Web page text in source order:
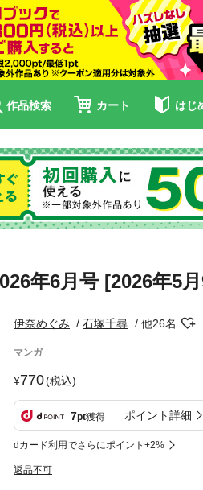
作品検索 カート はじ
年6月号 [2026年5
伊奈めぐみ 石塚千尋 他26名
マンガ
770(税込)
7pt獲得 ポイント詳細
dカード利用でさらにポイント+2%
返品不可